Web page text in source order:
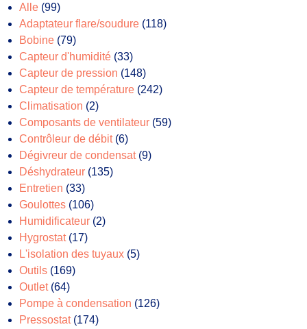
Alle 9999
produits
Adaptateur flare/soudure 118118
Bobine 7979
produits
Capteur d'humidité 3333
produits
Capteur de pression 148148
produits
Capteur de température 242242
Climatisation 22
produits
Composants de ventilateur 5959
Contrôleur de débit 66
produits
Dégivreur de condensat 99
Déshydrateur 135135
Entretien 3333
produits
Goulottes 106106
produits
Humidificateur 22
Hygrostat 1717
produits
L'isolation des tuyaux 55
Outils 169169
Outlet 6464
produits
Pompe à condensation 126126
Pressostat 174174